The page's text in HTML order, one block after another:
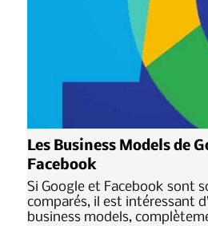
Les Business Models de
Facebook
Si Google et Facebook sont
comparés, il est intéressant
business models,